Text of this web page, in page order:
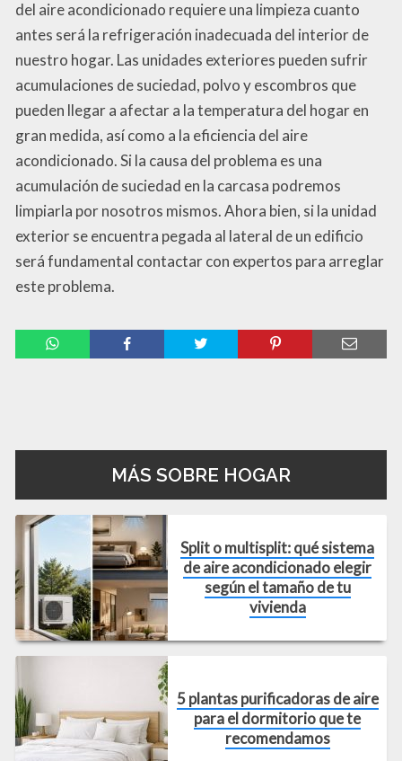
del aire acondicionado requiere una limpieza cuanto
antes será la refrigeración inadecuada del interior de
nuestro hogar. Las unidades exteriores pueden sufrir
acumulaciones de suciedad, polvo y escombros que
pueden llegar a afectar a la temperatura del hogar en
gran medida, así como a la eficiencia del aire
acondicionado. Si la causa del problema es una
acumulación de suciedad en la carcasa podremos
limpiarla por nosotros mismos. Ahora bien, si la unidad
exterior se encuentra pegada al lateral de un edificio
será fundamental contactar con expertos para arreglar
este problema.
MÁS SOBRE HOGAR
Split o multisplit: qué sistema
de aire acondicionado elegir
según el tamaño de tu
vivienda
5 plantas purificadoras de aire
para el dormitorio que te
recomendamos